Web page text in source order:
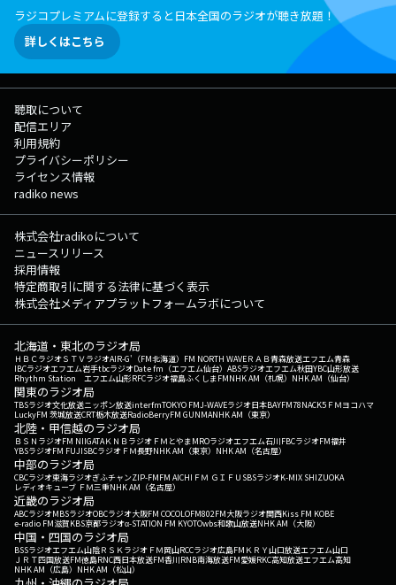
ラジコプレミアムに登録すると日本全国のラジオが聴き放題！
詳しくはこちら
聴取について
配信エリア
利用規約
プライバシーポリシー
ライセンス情報
radiko news
株式会社radikoについて
ニュースリリース
採用情報
特定商取引に関する法律に基づく表示
株式会社メディアプラットフォームラボについて
北海道・東北のラジオ局
ＨＢＣラジオＳＴＶラジオAIR-G'（FM北海道） FM NORTH WAVEＲＡＢ青森放送エフエム青森
IBCラジオエフエム岩手tbcラジオDate fm（エフエム仙台） ABSラジオエフエム秋田YBC山形放送
Rhythm Station エフエム山形RFCラジオ福島ふくしまFMNHK AM（札幌） NHK AM（仙台）
関東のラジオ局
TBSラジオ文化放送ニッポン放送interfmTOKYO FMJ-WAVEラジオ日本BAYFM78NACK5 ＦＭヨコハマ
LuckyFM 茨城放送CRT栃木放送RadioBerryFM GUNMANHK AM（東京）
北陸・甲信越のラジオ局
ＢＳＮラジオFM NIIGATAＫＮＢラジオ ＦＭとやまMROラジオエフエム石川FBCラジオFM福井
YBSラジオFM FUJISBCラジオ ＦＭ長野NHK AM（東京） NHK AM（名古屋）
中部のラジオ局
CBCラジオ東海ラジオぎふチャンZIP-FMFM AICHI ＦＭ ＧＩＦＵ SBSラジオK-MIX SHIZUOKA
レディオキューブ ＦＭ三重NHK AM（名古屋）
近畿のラジオ局
ABCラジオMBSラジオOBCラジオ大阪FM COCOLOFM802FM大阪ラジオ関西Kiss FM KOBE
e-radio FM滋賀KBS京都ラジオα-STATION FM KYOTOwbs和歌山放送NHK AM（大阪）
中国・四国のラジオ局
BSSラジオエフエム山陰ＲＳＫラジオ ＦＭ岡山RCCラジオ広島FM ＫＲＹ山口放送エフエム山口
ＪＲＴ四国放送FM徳島RNC西日本放送FM香川RNB南海放送FM愛媛RKC高知放送エフエム高知
NHK AM（広島） NHK AM（松山）